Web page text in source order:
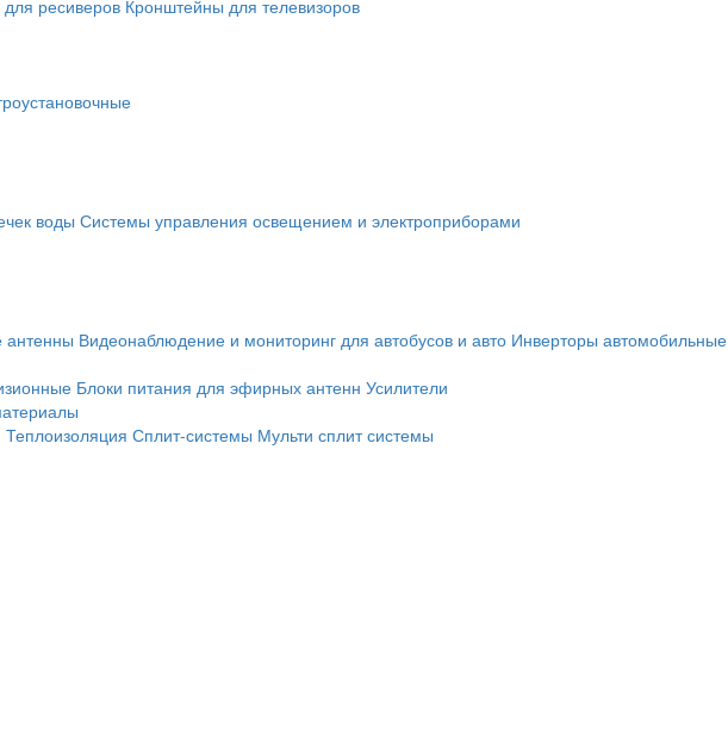
ресиверов Кронштейны для телевизоров
воды Системы управления освещением и электроприборами
антенны Видеонаблюдение и мониторинг для автобусов и авто Инверторы автомобильные
Блоки питания для эфирных антенн Усилители
Теплоизоляция Сплит-системы Мульти сплит системы